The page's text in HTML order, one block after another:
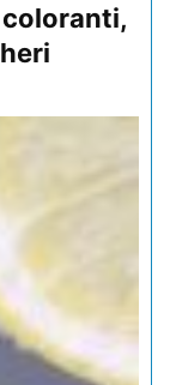
coloranti,